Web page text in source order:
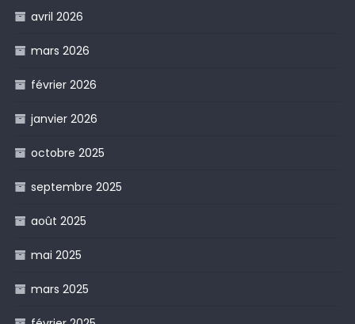
avril 2026
mars 2026
février 2026
janvier 2026
octobre 2025
septembre 2025
août 2025
mai 2025
mars 2025